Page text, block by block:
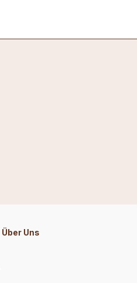
Über Uns